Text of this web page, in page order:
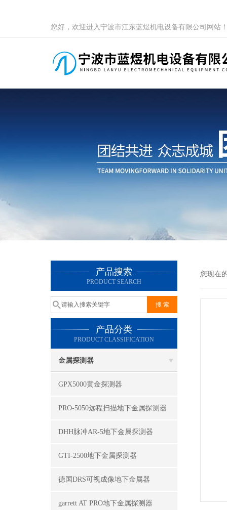
您好，欢迎进入宁波市江东蓝煜机电设备有限公司网站
产品搜索
PRODUCT SEARCH
产品分类
PRODUCT CLASSIFICATION
金属探测器
GPX5000黄金探测器
PRO-5050远程扫描地下金属探测器
DHH脉冲AR-5地下金属探测器
GTI-2500地下金属探测器
德国DRS可视成像地下金属器
garrett AT PRO地下金属探测器
您现在